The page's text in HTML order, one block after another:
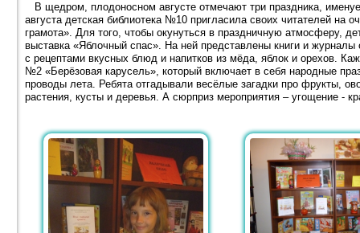
В щедром, плодоносном августе отмечают три праздника,
августа детская библиотека №10 пригласила своих читателей на
грамота». Для того, чтобы окунуться в праздничную атмосферу,
выставка «Яблочный спас». На ней представлены книги и
с рецептами вкусных блюд и напитков из мёда, яблок и орехов.
№2 «Берёзовая карусель», который включает в себя народные
проводы лета. Ребята отгадывали весёлые загадки про фрукты,
растения, кусты и деревья. А сюрприз мероприятия – угощение -